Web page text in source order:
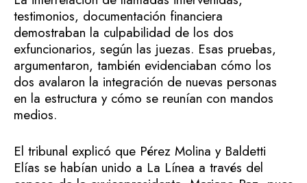
testimonios, documentación financiera
demostraban la culpabilidad de los dos
exfuncionarios, según las juezas. Esas pruebas,
argumentaron, también evidenciaban cómo los
dos avalaron la integración de nuevas personas
en la estructura y cómo se reunían con mandos
medios.
El tribunal explicó que Pérez Molina y Baldetti
Elías se habían unido a La Línea a través del